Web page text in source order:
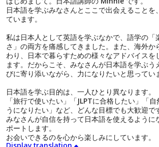
日本語を学ぶみなさんとここで出会えることを
ています。
私は日本人として英語を学ぶなかで、語学の「
さ」の両方を痛感してきました。また、海外か
わり、日本で暮らすための様々なアドバイスを
ます。だからこそ、みなさんが日本語を学ぶう
びに寄り添いながら、力になりたいと思ってい
日本語を学ぶ目的は、一人ひとり異なります。
「旅行で使いたい」「JLPTに合格したい」「
うになりたい」など、どんな目標でも大歓迎で
みなさんが自信を持って日本語を使えるように
ポートします。
お会いできるのを心から楽しみにしています。